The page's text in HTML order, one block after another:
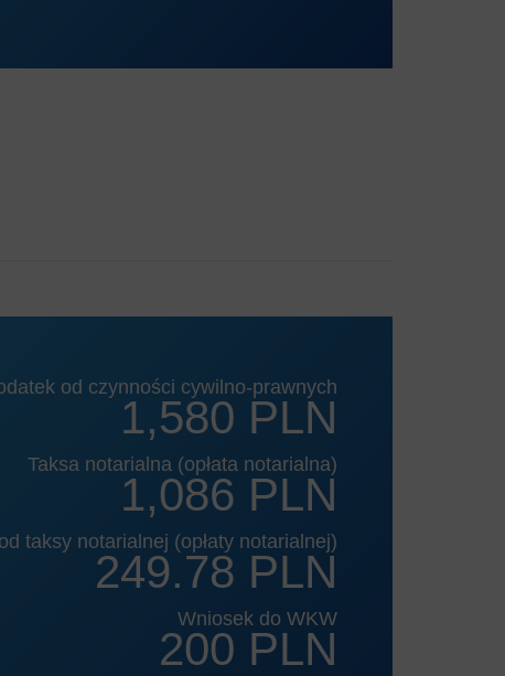
od czynności cywilno-prawnych
1,580 PLN
Taksa notarialna (opłata notarialna)
1,086 PLN
taksy notarialnej (opłaty notarialnej)
249.78 PLN
Wniosek do WKW
200 PLN